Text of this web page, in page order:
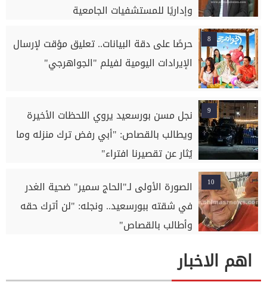
وإداريًا للمستشفيات الجامعية
8
حرصًا على دقة البيانات.. تعليق مؤقت لإرسال
الإيرادات اليومية لفيلم "الجواهرجي"
9
نجل مسن بورسعيد يروي اللحظات الأخيرة
ويطالب بالقصاص: "أبي رفض ترك منزله وما
يُثار عن تقصيرنا افتراء"
10
الصورة الأولى لـ"الحاج سمير" ضحية الغدر
في شقته ببورسعيد.. ونجله: "لن أترك حقه
وأطالب بالقصاص"
اهم الاخبار